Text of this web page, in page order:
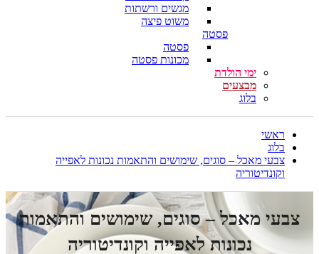
מגשים ורשתות
משוט פיצה
פסטה
פסטה
מכונות פסטה
ימי הולדת
מבצעים
בלוג
ראשי
בלוג
צבעי מאכל – סוגים, שימושים והתאמות נכונות לאפייה
וקונדיטוריה
צבעי מאכל – סוגים, שימושים והתאמות
נכונות לאפייה וקונדיטוריה